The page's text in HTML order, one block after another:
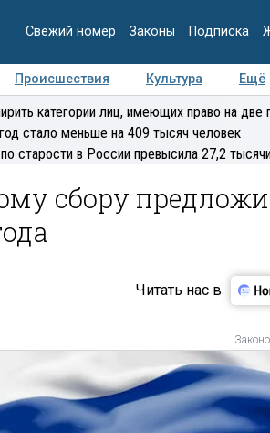
Свежий номер Законы Подписка
Происшествия Культура Ещё
Интервью Колумнисты
категории лиц, имеющих право на две
стало меньше на 409 тысяч человек
старости в России превысила 27,2
сбору
Читать нас в